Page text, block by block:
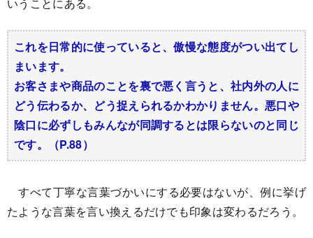
これを日常的に使っていると、傲慢な態度がつい出てし
まいます。
お客さまや商品のことを裏で悪く言うと、社内外の人に
どう伝わるか、どう捉えられるかわかりません。悪口や
陰口に必ずしもみんなが同調するとは限らないのと同じ
です。（P.88）
すべて丁寧な言葉づかいにする必要はないが、例に挙げ
たような言葉を言い換えるだけでも印象は変わるだろう。